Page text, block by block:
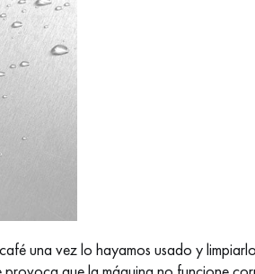
una vez lo hayamos usado y